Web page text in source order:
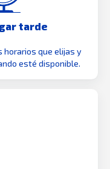
tarde
horarios que elijas y
esté disponible.